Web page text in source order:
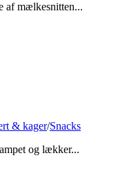
af mælkesnitten...
& kager/Snacks
og lækker...